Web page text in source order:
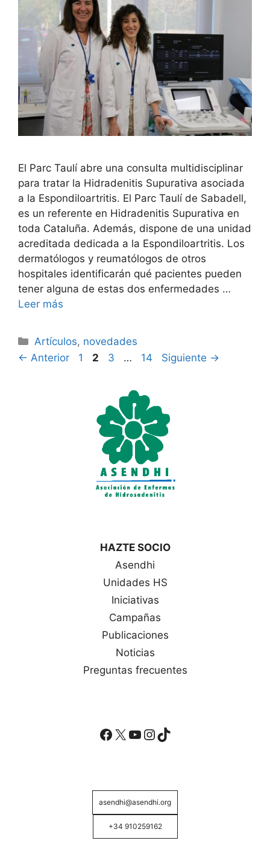
El Parc Taulí abre una consulta multidisciplinar
para tratar la Hidradenitis Supurativa asociada
a la Espondiloartritis. El Parc Taulí de Sabadell,
es un referente en Hidradenitis Supurativa en
toda Cataluña. Además, dispone de una unidad
acreditada dedicada a la Espondiloartritis. Los
dermatólogos y reumatólogos de otros
hospitales identificarán qué pacientes pueden
tener alguna de estas dos enfermedades …
Leer más
Categorías
Artículos, novedades
← Anterior Página
1 Página
2 Página
3 … Página
14 Siguiente →
HAZTE SOCIO
Asendhi
Unidades HS
Iniciativas
Campañas
Publicaciones
Noticias
Preguntas frecuentes
Facebook
X YouTube
Instagram
TikTok
asendhi@asendhi.org
+34 910259162